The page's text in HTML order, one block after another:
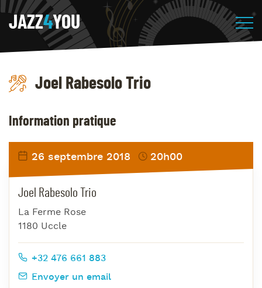
JAZZ4YOU
Joel Rabesolo Trio
Information pratique
26 septembre 2018 20h00
Joel Rabesolo Trio
La Ferme Rose
1180 Uccle
+32 476 661 883
Envoyer un email